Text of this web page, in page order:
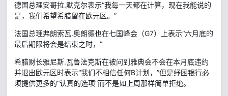
德国总理安哥拉.默克尔表示“我每一天都在计算，现在我能说的
是，我们希望希腊留在欧元区。”
法国总理弗朗索瓦.奥朗德也在七国峰会（G7）上表示“六月底的
最后期限将会是结束之时，”
希腊财长雅尼斯.瓦鲁法克斯在被问到雅典会不会在本月底违约
并退出欧元区时表示“我们不相信任何B计划，”但是纾困银行必
须提供更多的“认真的选项”而不是如上周那样简单拒绝。